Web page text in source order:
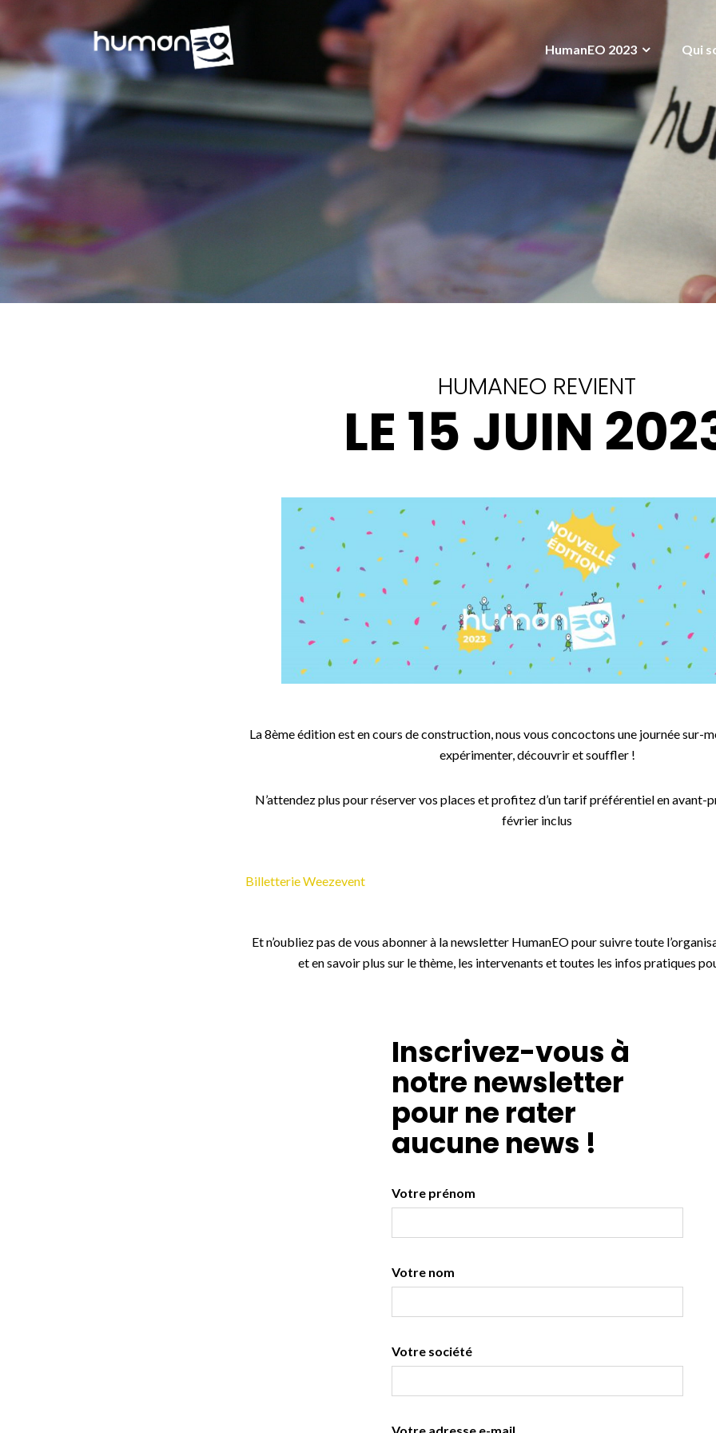
HumanEO 2023 Qui
HUMANEO REVIENT
LE 15 JUIN
La 8ème édition est en cours de construction, nous vous concoctons une journée sur-
expérimenter, découvrir et souffler !
N’attendez plus pour réserver vos places et profitez d’un tarif préférentiel en avant-
février inclus
Billetterie Weezevent
Et n’oubliez pas de vous abonner à la newsletter HumanEO pour suivre toute
et en savoir plus sur le thème, les intervenants et toutes les infos pratiques
Inscrivez-vous à
notre newsletter
pour ne rater
aucune news !
Votre prénom
Votre nom
Votre société